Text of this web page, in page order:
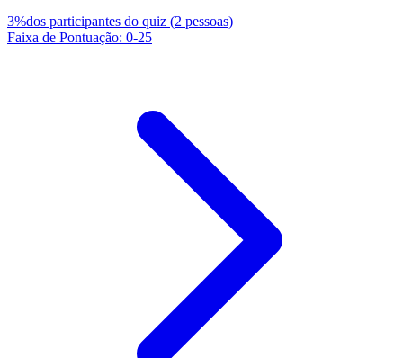
3%dos participantes do quiz (2 pessoas)
Faixa de Pontuação: 0-25